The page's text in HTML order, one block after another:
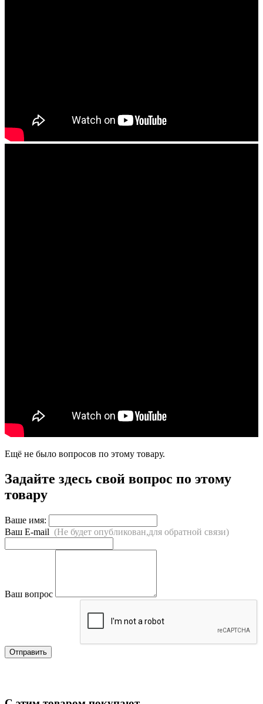
Ещё не было вопросов по этому товару.
Задайте здесь свой вопрос по этому
товару
Ваше имя:
Ваш E-mail (Не будет опубликован,для обратной связи)
Ваш вопрос
Отправить